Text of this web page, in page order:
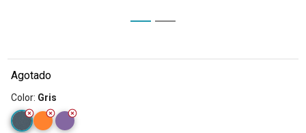
Agotado
Color: Gris